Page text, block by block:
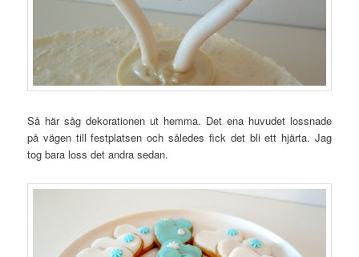
Så här såg dekorationen ut hemma. Det ena huvudet lossnade
på vägen till festplatsen och således fick det bli ett hjärta. Jag
tog bara loss det andra sedan.